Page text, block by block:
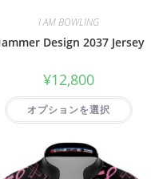
I AM BOWLING
Design 2037 Jersey
¥12,800
オプションを選択